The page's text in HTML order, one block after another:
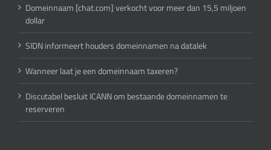
Domeinnaam [chat.com] verkocht voor meer dan 15,5 miljoen
dollar
SIDN informeert houders domeinnamen na datalek
Wanneer laat je een domeinnaam taxeren?
Discutabel besluit ICANN om bestaande domeinnamen te
reserveren